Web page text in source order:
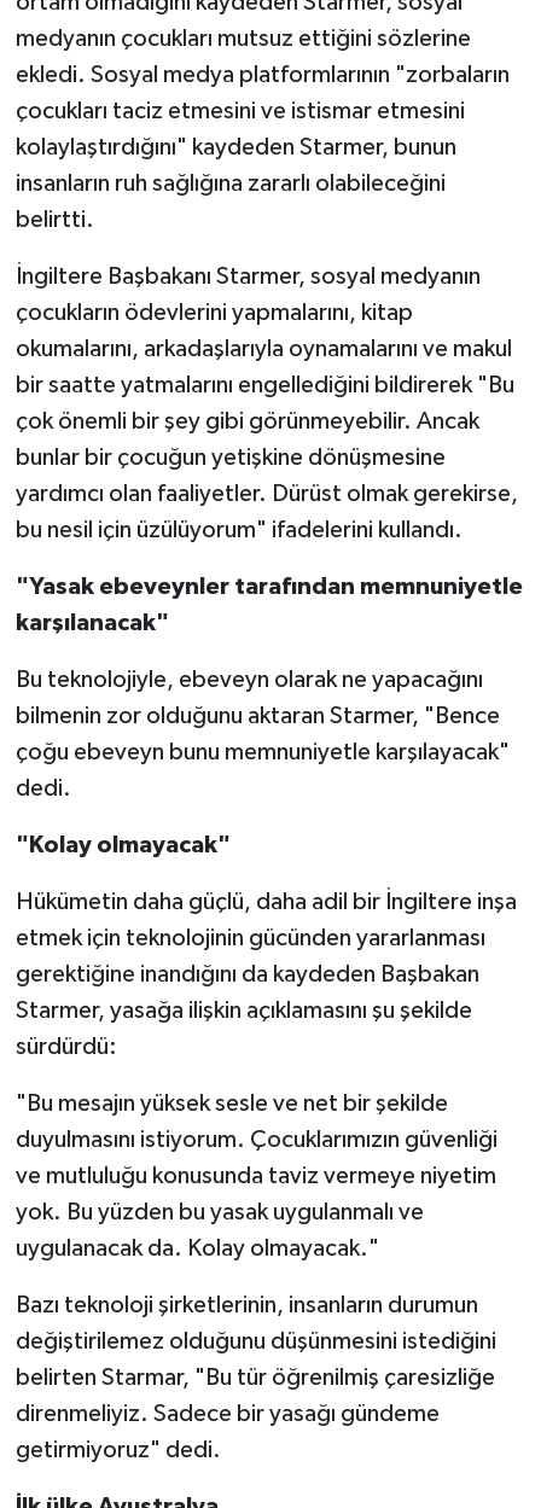
medyanın çocukları mutsuz ettiğini sözlerine
ekledi. Sosyal medya platformlarının "zorbaların
çocukları taciz etmesini ve istismar etmesini
kolaylaştırdığını" kaydeden Starmer, bunun
insanların ruh sağlığına zararlı olabileceğini
belirtti.
İngiltere Başbakanı Starmer, sosyal medyanın
çocukların ödevlerini yapmalarını, kitap
okumalarını, arkadaşlarıyla oynamalarını ve makul
bir saatte yatmalarını engellediğini bildirerek "Bu
çok önemli bir şey gibi görünmeyebilir. Ancak
bunlar bir çocuğun yetişkine dönüşmesine
yardımcı olan faaliyetler. Dürüst olmak gerekirse,
bu nesil için üzülüyorum" ifadelerini kullandı.
"Yasak ebeveynler tarafından memnuniyetle
karşılanacak"
Bu teknolojiyle, ebeveyn olarak ne yapacağını
bilmenin zor olduğunu aktaran Starmer, "Bence
çoğu ebeveyn bunu memnuniyetle karşılayacak"
dedi.
"Kolay olmayacak"
Hükümetin daha güçlü, daha adil bir İngiltere inşa
etmek için teknolojinin gücünden yararlanması
gerektiğine inandığını da kaydeden Başbakan
Starmer, yasağa ilişkin açıklamasını şu şekilde
sürdürdü:
"Bu mesajın yüksek sesle ve net bir şekilde
duyulmasını istiyorum. Çocuklarımızın güvenliği
ve mutluluğu konusunda taviz vermeye niyetim
yok. Bu yüzden bu yasak uygulanmalı ve
uygulanacak da. Kolay olmayacak."
Bazı teknoloji şirketlerinin, insanların durumun
değiştirilemez olduğunu düşünmesini istediğini
belirten Starmar, "Bu tür öğrenilmiş çaresizliğe
direnmeliyiz. Sadece bir yasağı gündeme
getirmiyoruz" dedi.